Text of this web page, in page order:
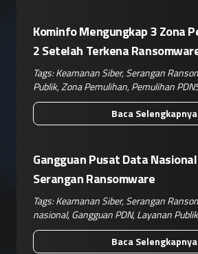
Kominfo Mengungkap 3 Zona
2 Setelah Terkena
Tags:Keamanan Siber,Serangan
Publik,Zona Pemulihan,Pemulihan
Baca Selengkapnya
Gangguan Pusat Data
Serangan Ransomware
Tags:Keamanan Siber,Serangan
nasional,Gangguan PDN,Layanan Publik
Baca Selengkapnya